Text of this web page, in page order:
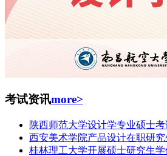
考试资讯more>
陕西师范大学设计学专业硕士考
西安美术学院产品设计在职研究
桂林理工大学开展硕士研究生